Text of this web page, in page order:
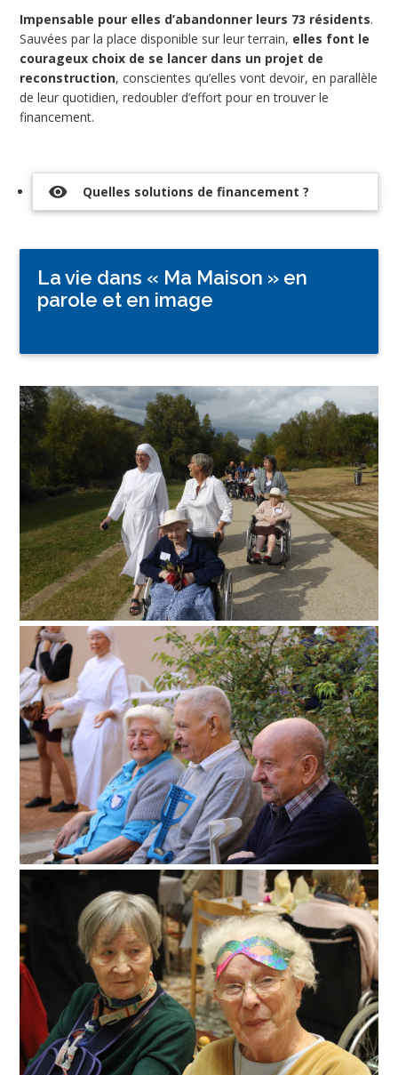
Impensable pour elles d’abandonner leurs 73 résidents.
Sauvées par la place disponible sur leur terrain, elles font le
courageux choix de se lancer dans un projet de
reconstruction, conscientes qu’elles vont devoir, en parallèle
de leur quotidien, redoubler d’effort pour en trouver le
financement.
visibility Quelles solutions de financement ?
La vie dans « Ma Maison » en
parole et en image